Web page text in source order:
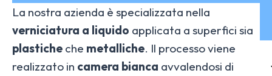
La nostra azienda è specializzata nella
verniciatura a liquido applicata a superfici sia
plastiche che metalliche. Il processo viene
realizzato in camera bianca avvalendosi di